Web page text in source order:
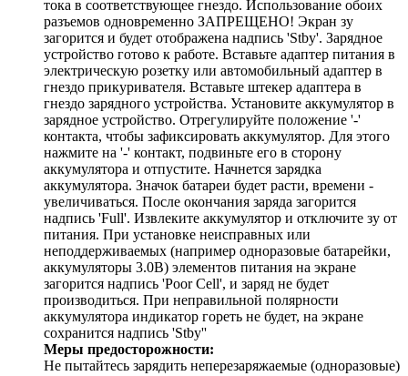
тока в соответствующее гнездо. Использование обоих
разъемов одновременно ЗАПРЕЩЕНО! Экран зу
загорится и будет отображена надпись 'Stby'. Зарядное
устройство готово к работе. Вставьте адаптер питания в
электрическую розетку или автомобильный адаптер в
гнездо прикуривателя. Вставьте штекер адаптера в
гнездо зарядного устройства. Установите аккумулятор в
зарядное устройство. Отрегулируйте положение '-'
контакта, чтобы зафиксировать аккумулятор. Для этого
нажмите на '-' контакт, подвиньте его в сторону
аккумулятора и отпустите. Начнется зарядка
аккумулятора. Значок батареи будет расти, времени -
увеличиваться. После окончания заряда загорится
надпись 'Full'. Извлеките аккумулятор и отключите зу от
питания. При установке неисправных или
неподдерживаемых (например одноразовые батарейки,
аккумуляторы 3.0В) элементов питания на экране
загорится надпись 'Poor Cell', и заряд не будет
производиться. При неправильной полярности
аккумулятора индикатор гореть не будет, на экране
сохранится надпись 'Stby''
Меры предосторожности:
Не пытайтесь зарядить неперезаряжаемые (одноразовые)